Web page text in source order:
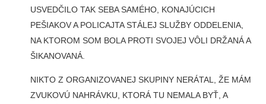
USVEDČILO TAK SEBA SAMÉHO, KONAJÚCICH
PEŠIAKOV A POLICAJTA STÁLEJ SLUŽBY ODDELENIA,
NA KTOROM SOM BOLA PROTI SVOJEJ VÔLI DRŽANÁ A
ŠIKANOVANÁ.
NIKTO Z ORGANIZOVANEJ SKUPINY NERÁTAL, ŽE MÁM
ZVUKOVÚ NAHRÁVKU, KTORÁ TU NEMALA BYŤ, A